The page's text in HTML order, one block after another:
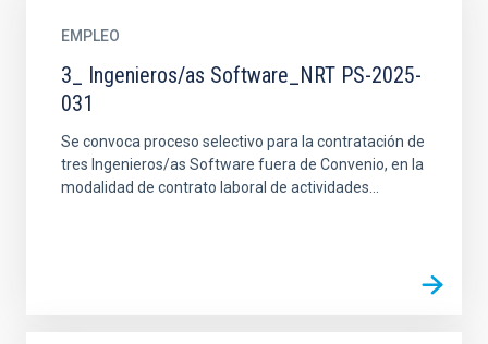
EMPLEO
3_ Ingenieros/as Software_NRT PS-2025-
031
Se convoca proceso selectivo para la contratación de
tres Ingenieros/as Software fuera de Convenio, en la
modalidad de contrato laboral de actividades...